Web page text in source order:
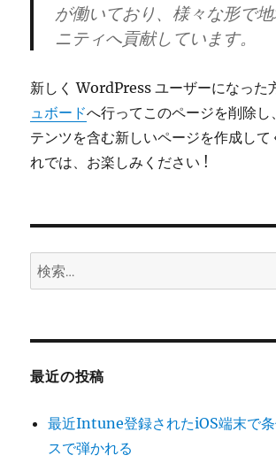
が働いており、様々な形で
ニティへ貢献しています。
新しく WordPress ユーザーになった
ュボードへ行ってこのページを削除し
テンツを含む新しいページを作成して
れでは、お楽しみください !
検
索:
最近の投稿
最近Intune登録されたiOS端末で
スで弾かれる